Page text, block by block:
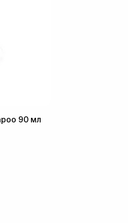
90 мл